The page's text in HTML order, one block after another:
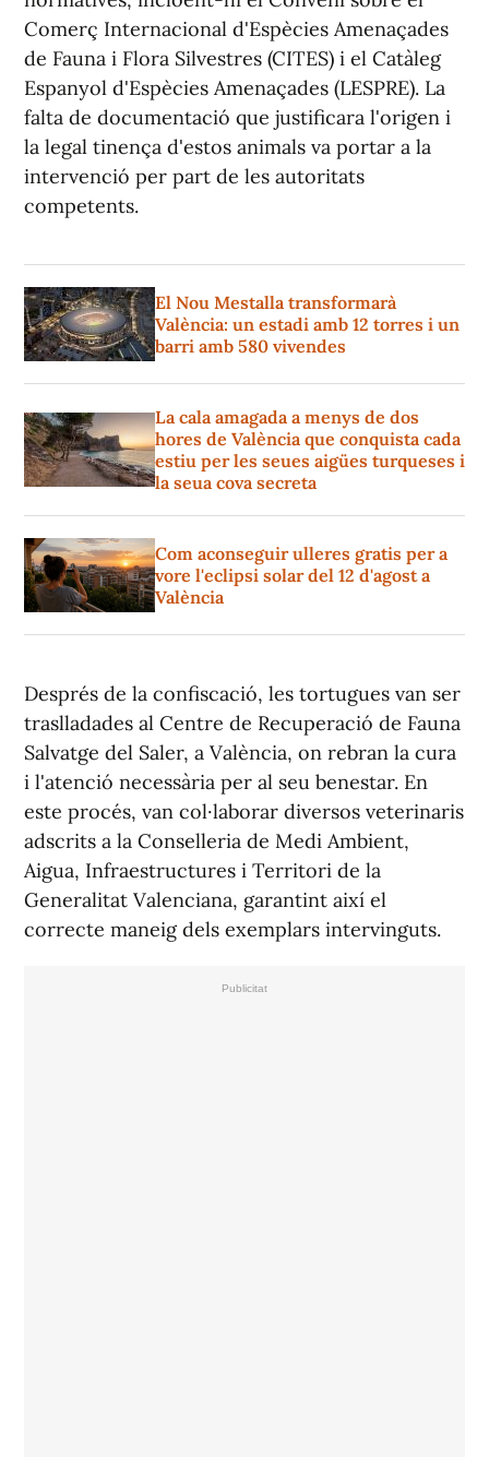
Comerç Internacional d'Espècies Amenaçades
de Fauna i Flora Silvestres (CITES) i el Catàleg
Espanyol d'Espècies Amenaçades (LESPRE). La
falta de documentació que justificara l'origen i
la legal tinença d'estos animals va portar a la
intervenció per part de les autoritats
competents.
El Nou Mestalla transformarà
València: un estadi amb 12 torres i un
barri amb 580 vivendes
La cala amagada a menys de dos
hores de València que conquista cada
estiu per les seues aigües turqueses i
la seua cova secreta
Com aconseguir ulleres gratis per a
vore l'eclipsi solar del 12 d'agost a
València
Després de la confiscació, les tortugues van ser
traslladades al Centre de Recuperació de Fauna
Salvatge del Saler, a València, on rebran la cura
i l'atenció necessària per al seu benestar. En
este procés, van col·laborar diversos veterinaris
adscrits a la Conselleria de Medi Ambient,
Aigua, Infraestructures i Territori de la
Generalitat Valenciana, garantint així el
correcte maneig dels exemplars intervinguts.